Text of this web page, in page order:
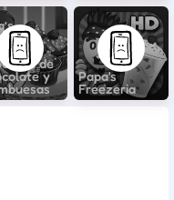
de
y
Papa's
Freezeria